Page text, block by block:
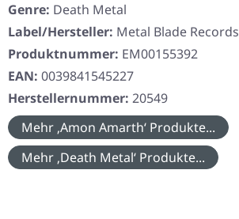
Genre: Death Metal
Label/Hersteller: Metal Blade Records
Produktnummer: EM00155392
EAN: 0039841545227
Herstellernummer: 20549
Mehr ‚Amon Amarth‘ Produkte...
Mehr ‚Death Metal‘ Produkte...